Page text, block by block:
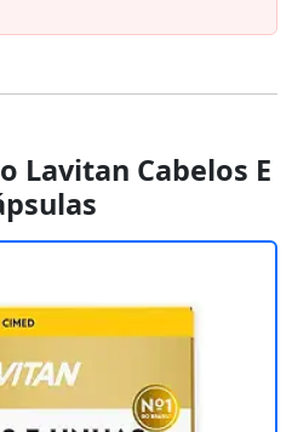
Lavitan Cabelos E